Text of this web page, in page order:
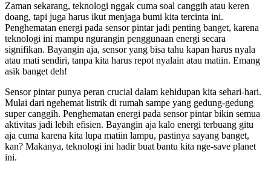
Zaman sekarang, teknologi nggak cuma soal canggih atau keren
doang, tapi juga harus ikut menjaga bumi kita tercinta ini.
Penghematan energi pada sensor pintar jadi penting banget, karena
teknologi ini mampu ngurangin penggunaan energi secara
signifikan. Bayangin aja, sensor yang bisa tahu kapan harus nyala
atau mati sendiri, tanpa kita harus repot nyalain atau matiin. Emang
asik banget deh!
Sensor pintar punya peran crucial dalam kehidupan kita sehari-hari.
Mulai dari ngehemat listrik di rumah sampe yang gedung-gedung
super canggih. Penghematan energi pada sensor pintar bikin semua
aktivitas jadi lebih efisien. Bayangin aja kalo energi terbuang gitu
aja cuma karena kita lupa matiin lampu, pastinya sayang banget,
kan? Makanya, teknologi ini hadir buat bantu kita nge-save planet
ini.